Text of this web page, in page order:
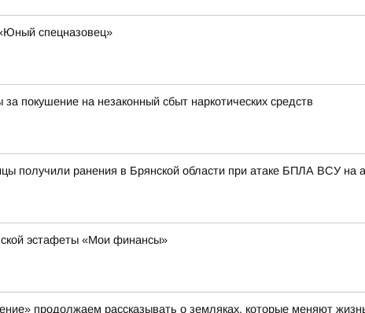
спецназовец»
покушение на незаконный сбыт наркотических средств
получили ранения в Брянской области при атаке БПЛА ВСУ на
эстафеты «Мои финансы»
продолжаем рассказывать о земляках, которые меняют